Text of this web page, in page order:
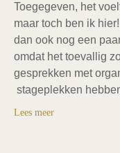
Toegegeven, het
maar toch ben ik
dan ook nog een
omdat het toevallig
gesprekken met
stageplekken
Lees meer